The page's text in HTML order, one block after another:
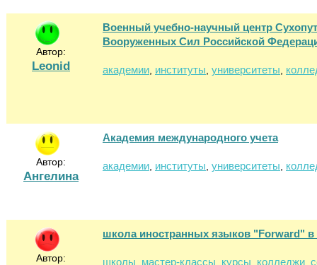
Автор:
Leonid
Военный учебно-научный центр
Вооруженных Сил Российской
академии институты университеты
Автор:
Ангелина
Академия международного учета
академии институты университеты
Автор:
школа иностранных языков "Forward" в
школы мастер-классы курсы колледжи